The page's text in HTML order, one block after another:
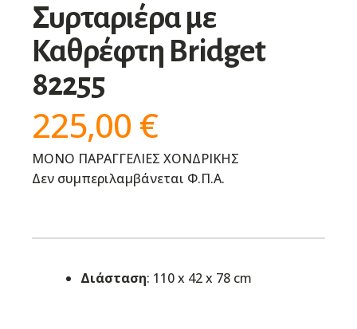
Συρταριέρα με
Καθρέφτη Bridget
82255
225,00 €
ΜΟΝΟ ΠΑΡΑΓΓΕΛΙΕΣ ΧΟΝΔΡΙΚΗΣ
Δεν συμπεριλαμβάνεται Φ.Π.Α.
Διάσταση: 110 x 42 x 78 cm